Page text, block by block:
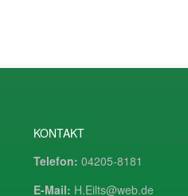
KONTAKT
Telefon: 04205-8181
E-Mail: H.Eilts@web.de